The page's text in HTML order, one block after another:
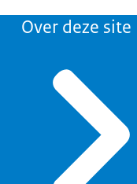
Over deze site